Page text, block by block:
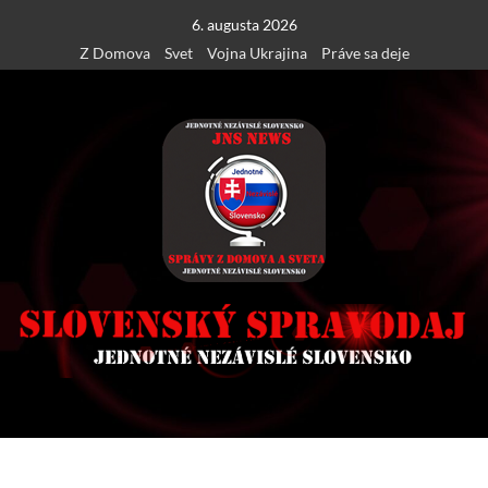
content
6. augusta 2026
Z Domova
Svet Vojna Ukrajina Práve sa deje